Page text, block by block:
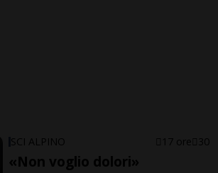
SCI ALPINO 17 ore 30
«Non voglio dolori»